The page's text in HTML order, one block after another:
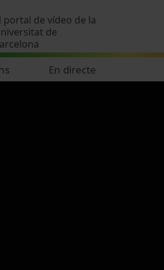
portal de vídeo de la
de
En directe